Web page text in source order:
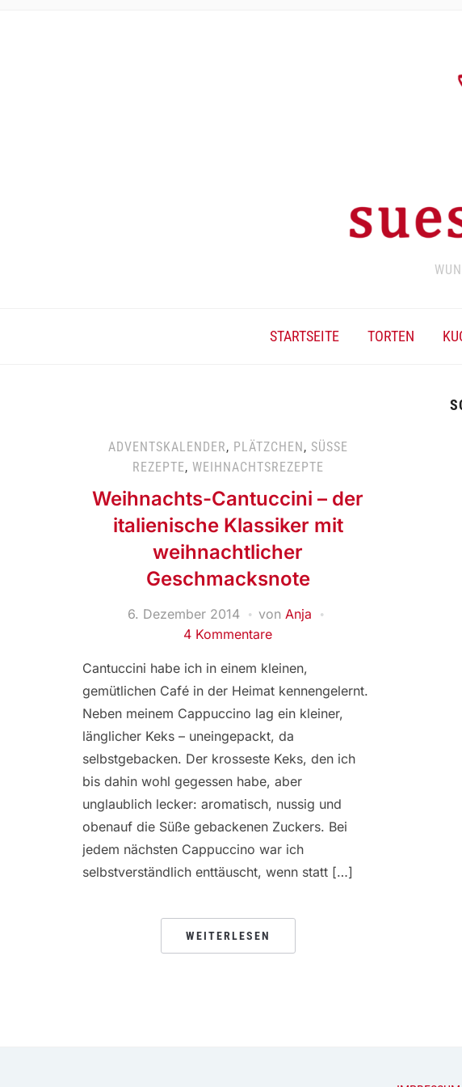
STARTSEITE TORTEN
ADVENTSKALENDER, PLÄTZCHEN, SÜSSE R
EZEPTE , WEIHNACHTSREZEPTE
Weihnachts-Cantuccini – der
italienische Klassiker mit
weihnachtlicher
Geschmacksnote
6. Dezember 2014 von Anja
4 Kommentare
Cantuccini habe ich in einem kleinen,
gemütlichen Café in der Heimat kennengelernt.
Neben meinem Cappuccino lag ein kleiner,
länglicher Keks – uneingepackt, da
selbstgebacken. Der krosseste Keks, den ich
bis dahin wohl gegessen habe, aber
unglaublich lecker: aromatisch, nussig und
obenauf die Süße gebackenen Zuckers. Bei
jedem nächsten Cappuccino war ich
selbstverständlich enttäuscht, wenn statt […]
WEITERLESEN